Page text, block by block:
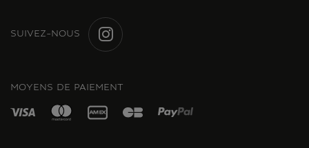
SUIVEZ-NOUS
MOYENS DE PAIEMENT